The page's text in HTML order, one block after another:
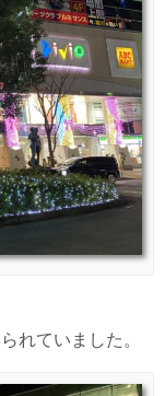
れていました。